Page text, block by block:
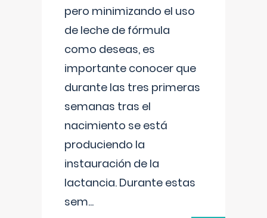
pero minimizando el uso
de leche de fórmula
como deseas, es
importante conocer que
durante las tres primeras
semanas tras el
nacimiento se está
produciendo la
instauración de la
lactancia. Durante estas
sem...